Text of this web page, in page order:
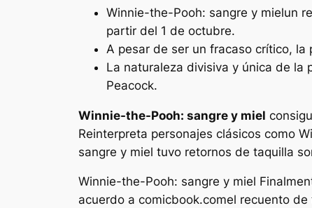
Winnie-the-Pooh: sangre y mielun
partir del 1 de octubre.
A pesar de ser un fracaso crítico,
La naturaleza divisiva y única de la
Peacock.
Winnie-the-Pooh: sangre y miel
Reinterpreta personajes clásicos como
sangre y miel tuvo retornos de taquilla
Winnie-the-Pooh: sangre y miel
acuerdo a comicbook.comel recuento de